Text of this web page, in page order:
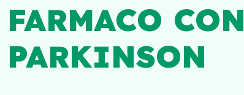
FARMACO
PARKINSON